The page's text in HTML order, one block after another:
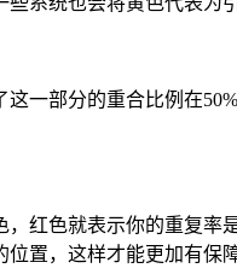
一部分的重合比例在
红色就表示你的重复
置，这样才能更加有保障